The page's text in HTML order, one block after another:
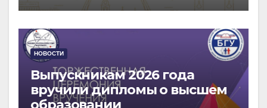
НОВОСТИ
Выпускникам 2026 года
вручили дипломы о высшем
образовании